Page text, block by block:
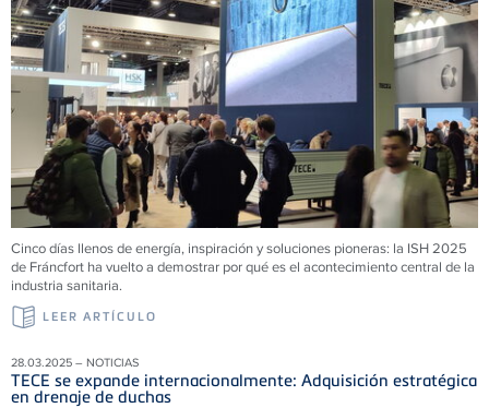
Cinco días llenos de energía, inspiración y soluciones pioneras: la ISH 2025
de Fráncfort ha vuelto a demostrar por qué es el acontecimiento central de la
industria sanitaria.
LEER ARTÍCULO
28.03.2025 – NOTICIAS
TECE se expande internacionalmente: Adquisición estratégica
en drenaje de duchas